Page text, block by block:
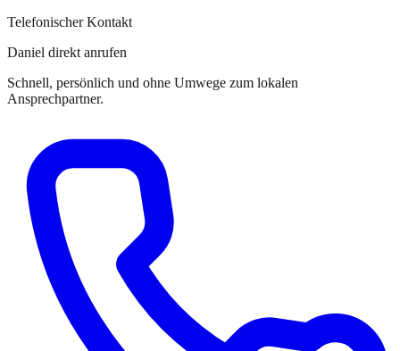
Telefonischer Kontakt
Daniel direkt anrufen
Schnell, persönlich und ohne Umwege zum lokalen
Ansprechpartner.